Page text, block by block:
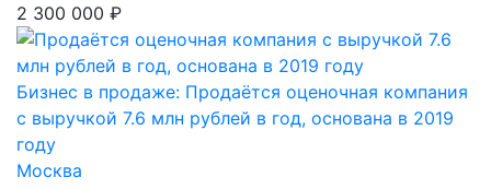
2 300 000 ₽
Бизнес в продаже: Продаётся оценочная компания
с выручкой 7.6 млн рублей в год, основана в 2019
году
Москва